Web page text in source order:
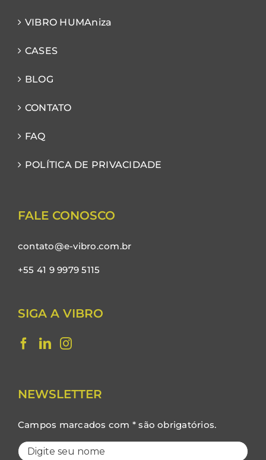
VIBRO HUMAniza
CASES
BLOG
CONTATO
FAQ
POLÍTICA DE PRIVACIDADE
FALE CONOSCO
contato@e-vibro.com.br
+55 41 9 9979 5115
SIGA A VIBRO
NEWSLETTER
Campos marcados com * são obrigatórios.